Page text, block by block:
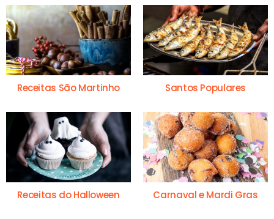
Receitas São Martinho Santos Populares
Receitas do Halloween Carnaval e Mardi Gras